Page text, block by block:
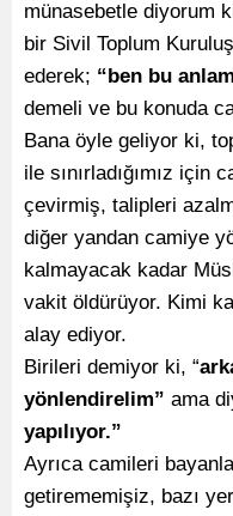
münasebetle diyorum
bir Sivil Toplum
ederek; “ben bu
demeli ve bu konuda
Bana öyle geliyor ki,
ile sınırladığımız için
çevirmiş, talipleri
diğer yandan camiye
kalmayacak kadar
vakit öldürüyor. Kimi
alay ediyor.
Birileri demiyor ki, “
yönlendirelim” ama
yapılıyor.”
Ayrıca camileri
getirememişiz, bazı